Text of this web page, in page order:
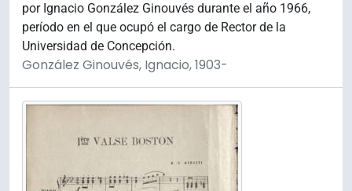
por Ignacio González Ginouvés durante el año 1966,
período en el que ocupó el cargo de Rector de la
Universidad de Concepción.
González Ginouvés, Ignacio, 1903-